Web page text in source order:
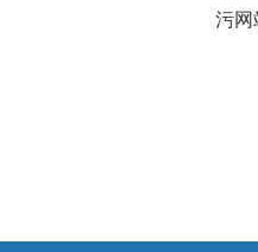
污网